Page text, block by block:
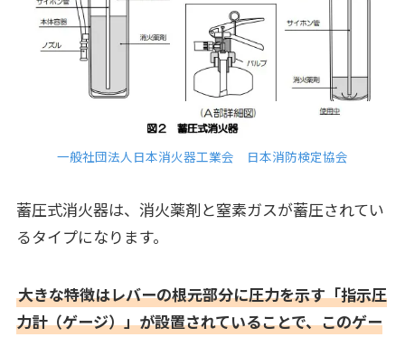
一般社団法人日本消火器工業会 日本消防検定協会
蓄圧式消火器は、消火薬剤と窒素ガスが蓄圧されてい
るタイプになります。
大きな特徴はレバーの根元部分に圧力を示す「指示圧
力計（ゲージ）」が設置されていることで、このゲー